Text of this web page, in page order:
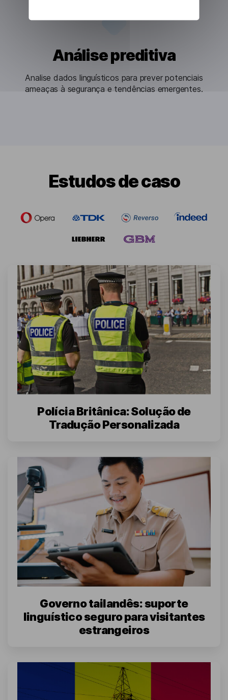
Análise preditiva
Analise dados linguísticos para prever potenciais
ameaças à segurança e tendências emergentes.
Estudos de caso
Polícia Britânica: Solução de
Tradução Personalizada
Governo tailandês: suporte
linguístico seguro para visitantes
estrangeiros